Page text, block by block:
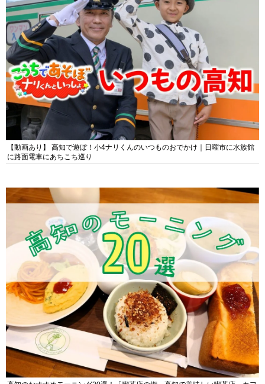
【動画あり】 高知で遊ぼ！小4ナリくんのいつものおでかけ｜日曜市に水族館
に路面電車にあちこち巡り